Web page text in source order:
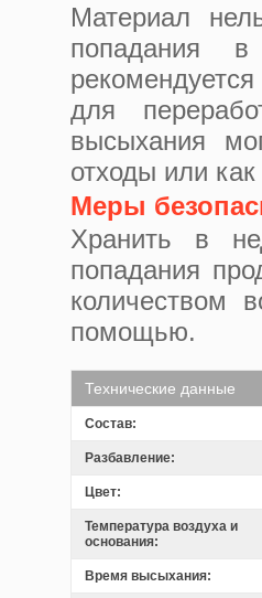
Материал
попадания
для
высыхания
отходы или
Меры
Хранить в
попадания
количеством
помощью.
Технические данные
Состав:
Разбавление:
Цвет:
Температура воздуха и
основания:
Время высыхания: